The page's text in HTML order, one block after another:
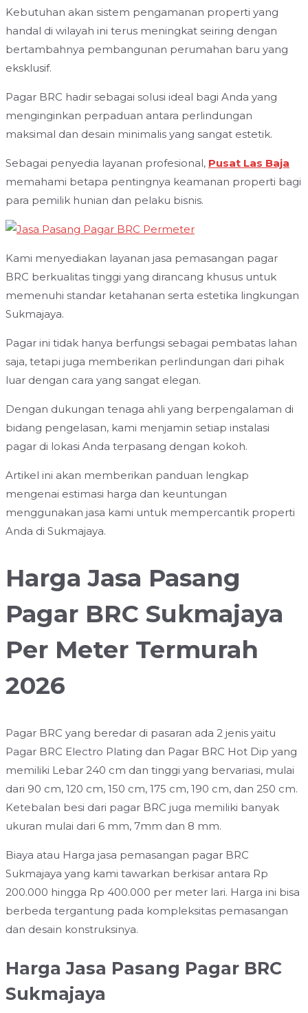
Kebutuhan akan sistem pengamanan properti yang
handal di wilayah ini terus meningkat seiring dengan
bertambahnya pembangunan perumahan baru yang
eksklusif.
Pagar BRC hadir sebagai solusi ideal bagi Anda yang
menginginkan perpaduan antara perlindungan
maksimal dan desain minimalis yang sangat estetik.
Sebagai penyedia layanan profesional, Pusat Las Baja
memahami betapa pentingnya keamanan properti bagi
para pemilik hunian dan pelaku bisnis.
Kami menyediakan layanan jasa pemasangan pagar
BRC berkualitas tinggi yang dirancang khusus untuk
memenuhi standar ketahanan serta estetika lingkungan
Sukmajaya.
Pagar ini tidak hanya berfungsi sebagai pembatas lahan
saja, tetapi juga memberikan perlindungan dari pihak
luar dengan cara yang sangat elegan.
Dengan dukungan tenaga ahli yang berpengalaman di
bidang pengelasan, kami menjamin setiap instalasi
pagar di lokasi Anda terpasang dengan kokoh.
Artikel ini akan memberikan panduan lengkap
mengenai estimasi harga dan keuntungan
menggunakan jasa kami untuk mempercantik properti
Anda di Sukmajaya.
Harga Jasa Pasang
Pagar BRC Sukmajaya
Per Meter Termurah
2026
Pagar BRC yang beredar di pasaran ada 2 jenis yaitu
Pagar BRC Electro Plating dan Pagar BRC Hot Dip yang
memiliki Lebar 240 cm dan tinggi yang bervariasi, mulai
dari 90 cm, 120 cm, 150 cm, 175 cm, 190 cm, dan 250 cm.
Ketebalan besi dari pagar BRC juga memiliki banyak
ukuran mulai dari 6 mm, 7mm dan 8 mm.
Biaya atau Harga jasa pemasangan pagar BRC
Sukmajaya yang kami tawarkan berkisar antara Rp
200.000 hingga Rp 400.000 per meter lari. Harga ini bisa
berbeda tergantung pada kompleksitas pemasangan
dan desain konstruksinya.
Harga Jasa Pasang Pagar BRC
Sukmajaya